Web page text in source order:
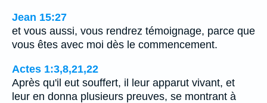
Jean 15:27
et vous aussi, vous rendrez témoignage, parce que
vous êtes avec moi dès le commencement.
Actes 1:3,8,21,22
Après qu'il eut souffert, il leur apparut vivant, et
leur en donna plusieurs preuves, se montrant à